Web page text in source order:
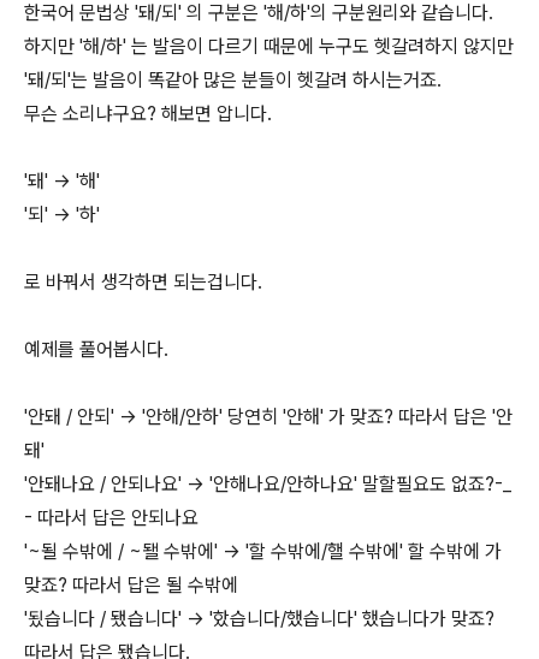
한국어 문법상 '돼/되' 의 구분은 '해/하'의 구분원리와 같습니다.
하지만 '해/하' 는 발음이 다르기 때문에 누구도 헷갈려하지 않지만
'돼/되'는 발음이 똑같아 많은 분들이 헷갈려 하시는거죠.
무슨 소리냐구요? 해보면 압니다.
'돼' -> '해'
'되' -> '하'
로 바꿔서 생각하면 되는겁니다.
예제를 풀어봅시다.
'안돼 / 안되' -> '안해/안하' 당연히 '안해' 가 맞죠? 따라서 답은 '안
돼'
'안돼나요 / 안되나요' -> '안해나요/안하나요' 말할필요도 없죠?-_
- 따라서 답은 안되나요
'~될 수밖에 / ~됄 수밖에' -> '할 수밖에/핼 수밖에' 할 수밖에 가
맞죠? 따라서 답은 될 수밖에
'됬습니다 / 됐습니다' -> '핬습니다/했습니다' 했습니다가 맞죠?
따라서 답은 됐습니다.